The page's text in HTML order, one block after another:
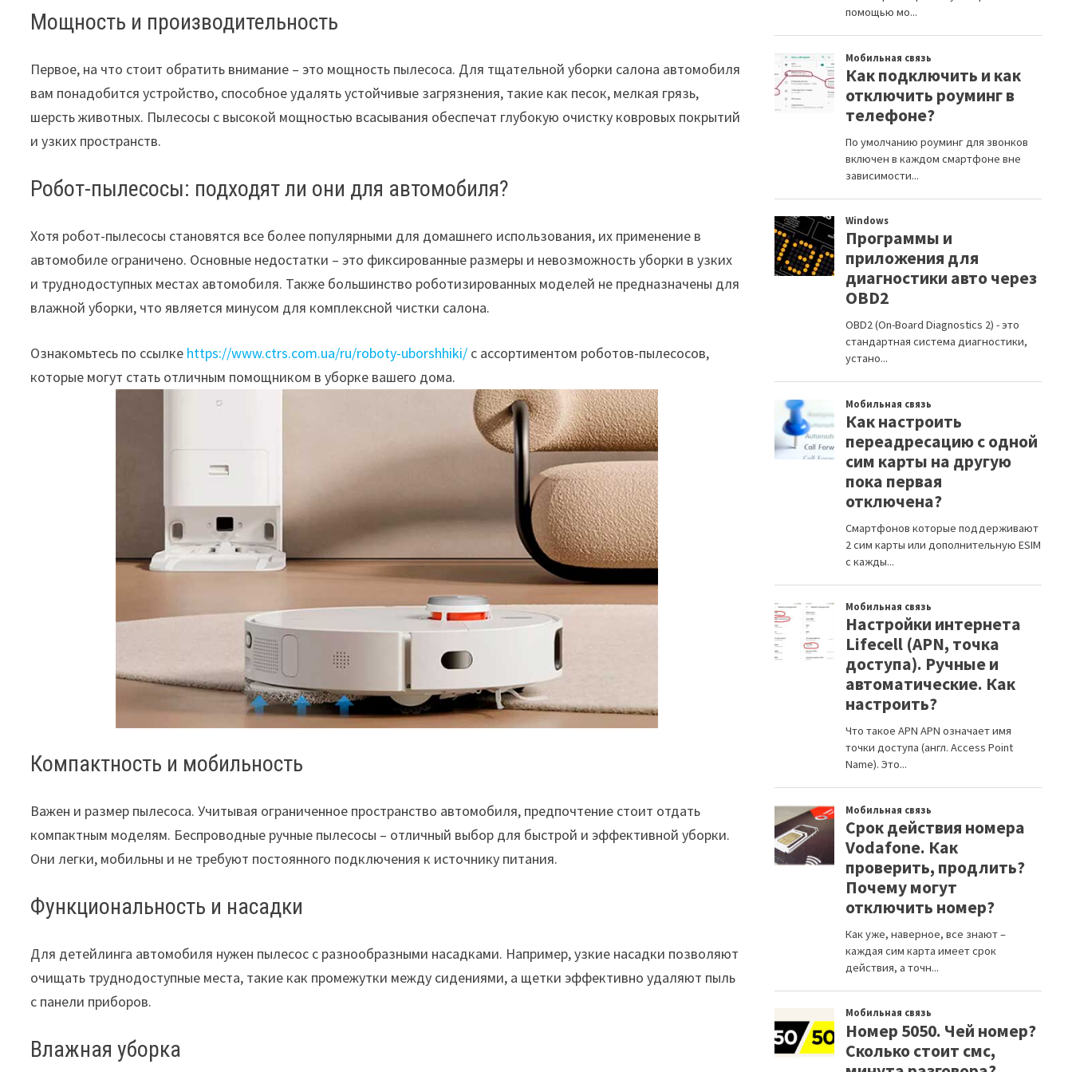
Мощность и производительность
Первое, на что стоит обратить внимание – это мощность пылесоса. Для тщательной уборки салона автомобиля
вам понадобится устройство, способное удалять устойчивые загрязнения, такие как песок, мелкая грязь,
шерсть животных. Пылесосы с высокой мощностью всасывания обеспечат глубокую очистку ковровых покрытий
и узких пространств.
Робот-пылесосы: подходят ли они для автомобиля?
Хотя робот-пылесосы становятся все более популярными для домашнего использования, их применение в
автомобиле ограничено. Основные недостатки – это фиксированные размеры и невозможность уборки в узких
и труднодоступных местах автомобиля. Также большинство роботизированных моделей не предназначены для
влажной уборки, что является минусом для комплексной чистки салона.
Ознакомьтесь по ссылке https://www.ctrs.com.ua/ru/roboty-uborshhiki/ с ассортиментом роботов-пылесосов,
которые могут стать отличным помощником в уборке вашего дома.
Компактность и мобильность
Важен и размер пылесоса. Учитывая ограниченное пространство автомобиля, предпочтение стоит отдать
компактным моделям. Беспроводные ручные пылесосы – отличный выбор для быстрой и эффективной уборки.
Они легки, мобильны и не требуют постоянного подключения к источнику питания.
Функциональность и насадки
Для детейлинга автомобиля нужен пылесос с разнообразными насадками. Например, узкие насадки позволяют
очищать труднодоступные места, такие как промежутки между сидениями, а щетки эффективно удаляют пыль
с панели приборов.
Влажная уборка